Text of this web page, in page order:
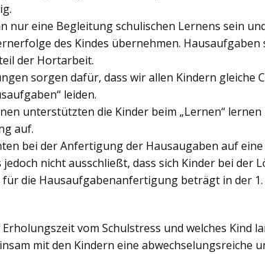
nur eine Begleitung schulischen Lernens sein
des Kindes übernehmen. Hausaufgaben
der Hortarbeit.
sorgen dafür, dass wir allen Kindern gleiche
leiden.
unterstützten die Kinder beim „Lernen“
auf.
bei der Anfertigung der Hausaugaben auf
nicht ausschließt, dass sich Kinder bei
die Hausaufgabenanfertigung beträgt in der 1.
vom Schulstress und welches Kind
mit den Kindern eine